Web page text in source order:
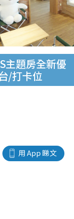
主題房全新優
/打卡位
用 App 睇文